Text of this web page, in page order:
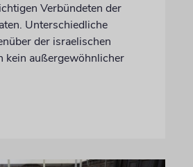
Verbündeten der
Unterschiedliche
der israelischen
kein außergewöhnlicher